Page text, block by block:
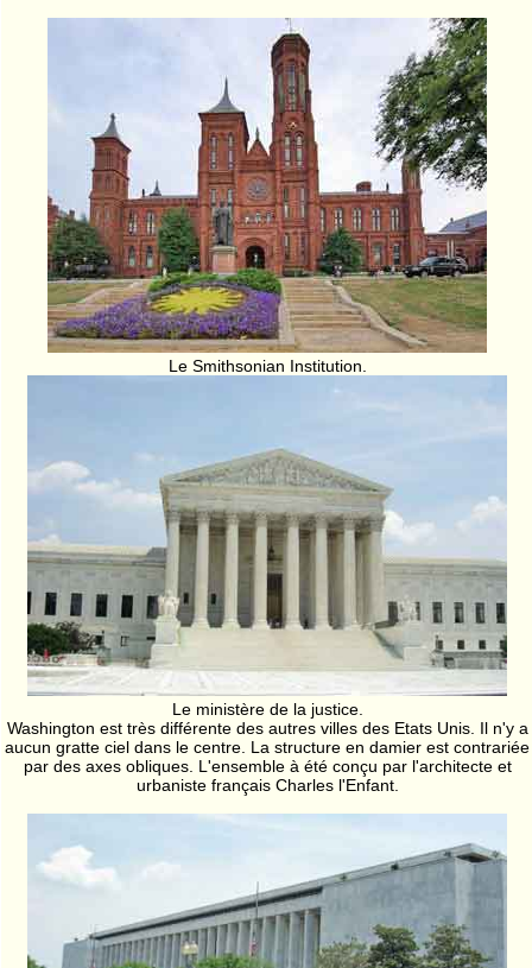
Le Smithsonian Institution.
Le ministère de la justice.
Washington est très différente des autres villes des Etats Unis. Il n'y a
aucun gratte ciel dans le centre. La structure en damier est contrariée
par des axes obliques. L'ensemble à été conçu par l'architecte et
urbaniste français Charles l'Enfant.